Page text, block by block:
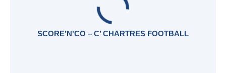
SCORE’N’CO – C’ CHARTRES FOOTBALL